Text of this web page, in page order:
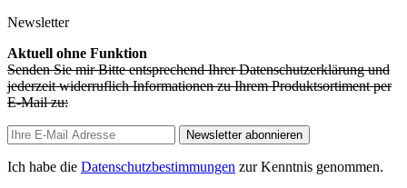
Newsletter
Aktuell ohne Funktion
Senden Sie mir Bitte entsprechend Ihrer Datenschutzerklärung und
jederzeit widerruflich Informationen zu Ihrem Produktsortiment per
E-Mail zu:
Newsletter abonnieren
Ich habe die Datenschutzbestimmungen zur Kenntnis genommen.